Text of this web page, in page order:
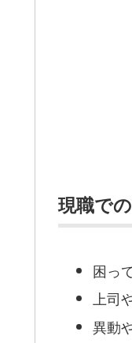
現職で
困っ
上司
異動